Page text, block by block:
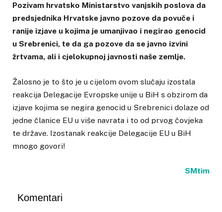
Pozivam hrvatsko Ministarstvo vanjskih poslova da
predsjednika Hrvatske javno pozove da povuče i
ranije izjave u kojima je umanjivao i negirao genocid
u Srebrenici, te da ga pozove da se javno izvini
žrtvama, ali i cjelokupnoj javnosti naše zemlje.
Žalosno je to što je u cijelom ovom slučaju izostala
reakcija Delegacije Evropske unije u BiH s obzirom da
izjave kojima se negira genocid u Srebrenici dolaze od
jedne članice EU u više navrata i to od prvog čovjeka
te države. Izostanak reakcije Delegacije EU u BiH
mnogo govori!
SMtim
Komentari